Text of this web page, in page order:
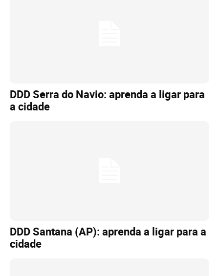
DDD Serra do Navio: aprenda a ligar para
a cidade
DDD Santana (AP): aprenda a ligar para a
cidade